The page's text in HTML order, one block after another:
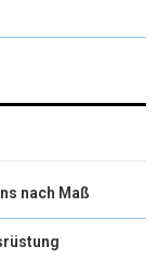
K
N
I
nach Maß